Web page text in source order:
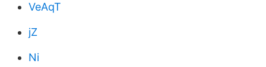
VeAqT
jZ
Ni